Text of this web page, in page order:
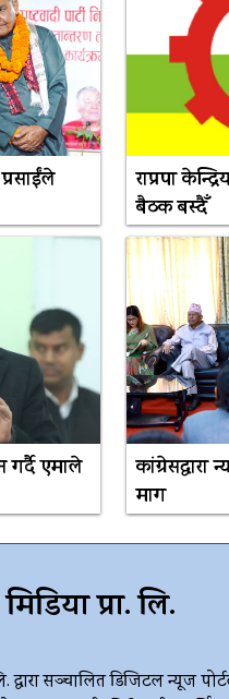
राप्रपा
बैठक बस्दैँ
एमाले
माग
प्रा. लि.
द्धारा सञ्चालित डिजिटल न्यूज